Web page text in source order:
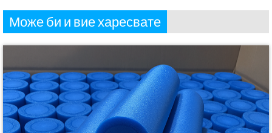
Може би и вие харесвате